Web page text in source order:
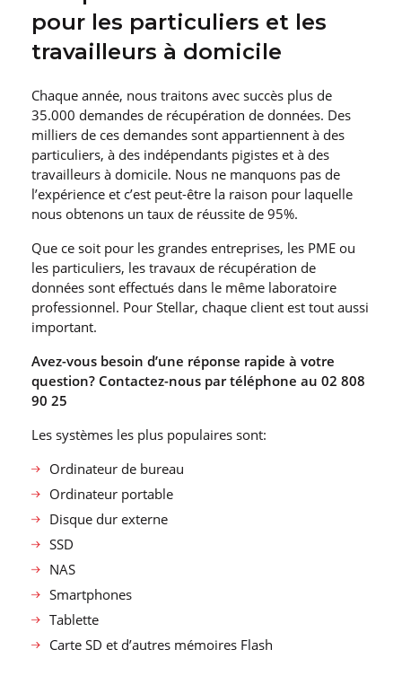
pour les particuliers et les
travailleurs à domicile
Chaque année, nous traitons avec succès plus de
35.000 demandes de récupération de données. Des
milliers de ces demandes sont appartiennent à des
particuliers, à des indépendants pigistes et à des
travailleurs à domicile. Nous ne manquons pas de
l’expérience et c’est peut-être la raison pour laquelle
nous obtenons un taux de réussite de 95%.
Que ce soit pour les grandes entreprises, les PME ou
les particuliers, les travaux de récupération de
données sont effectués dans le même laboratoire
professionnel. Pour Stellar, chaque client est tout aussi
important.
Avez-vous besoin d’une réponse rapide à votre
question? Contactez-nous par téléphone au 02 808
90 25
Les systèmes les plus populaires sont:
Ordinateur de bureau
Ordinateur portable
Disque dur externe
SSD
NAS
Smartphones
Tablette
Carte SD et d’autres mémoires Flash